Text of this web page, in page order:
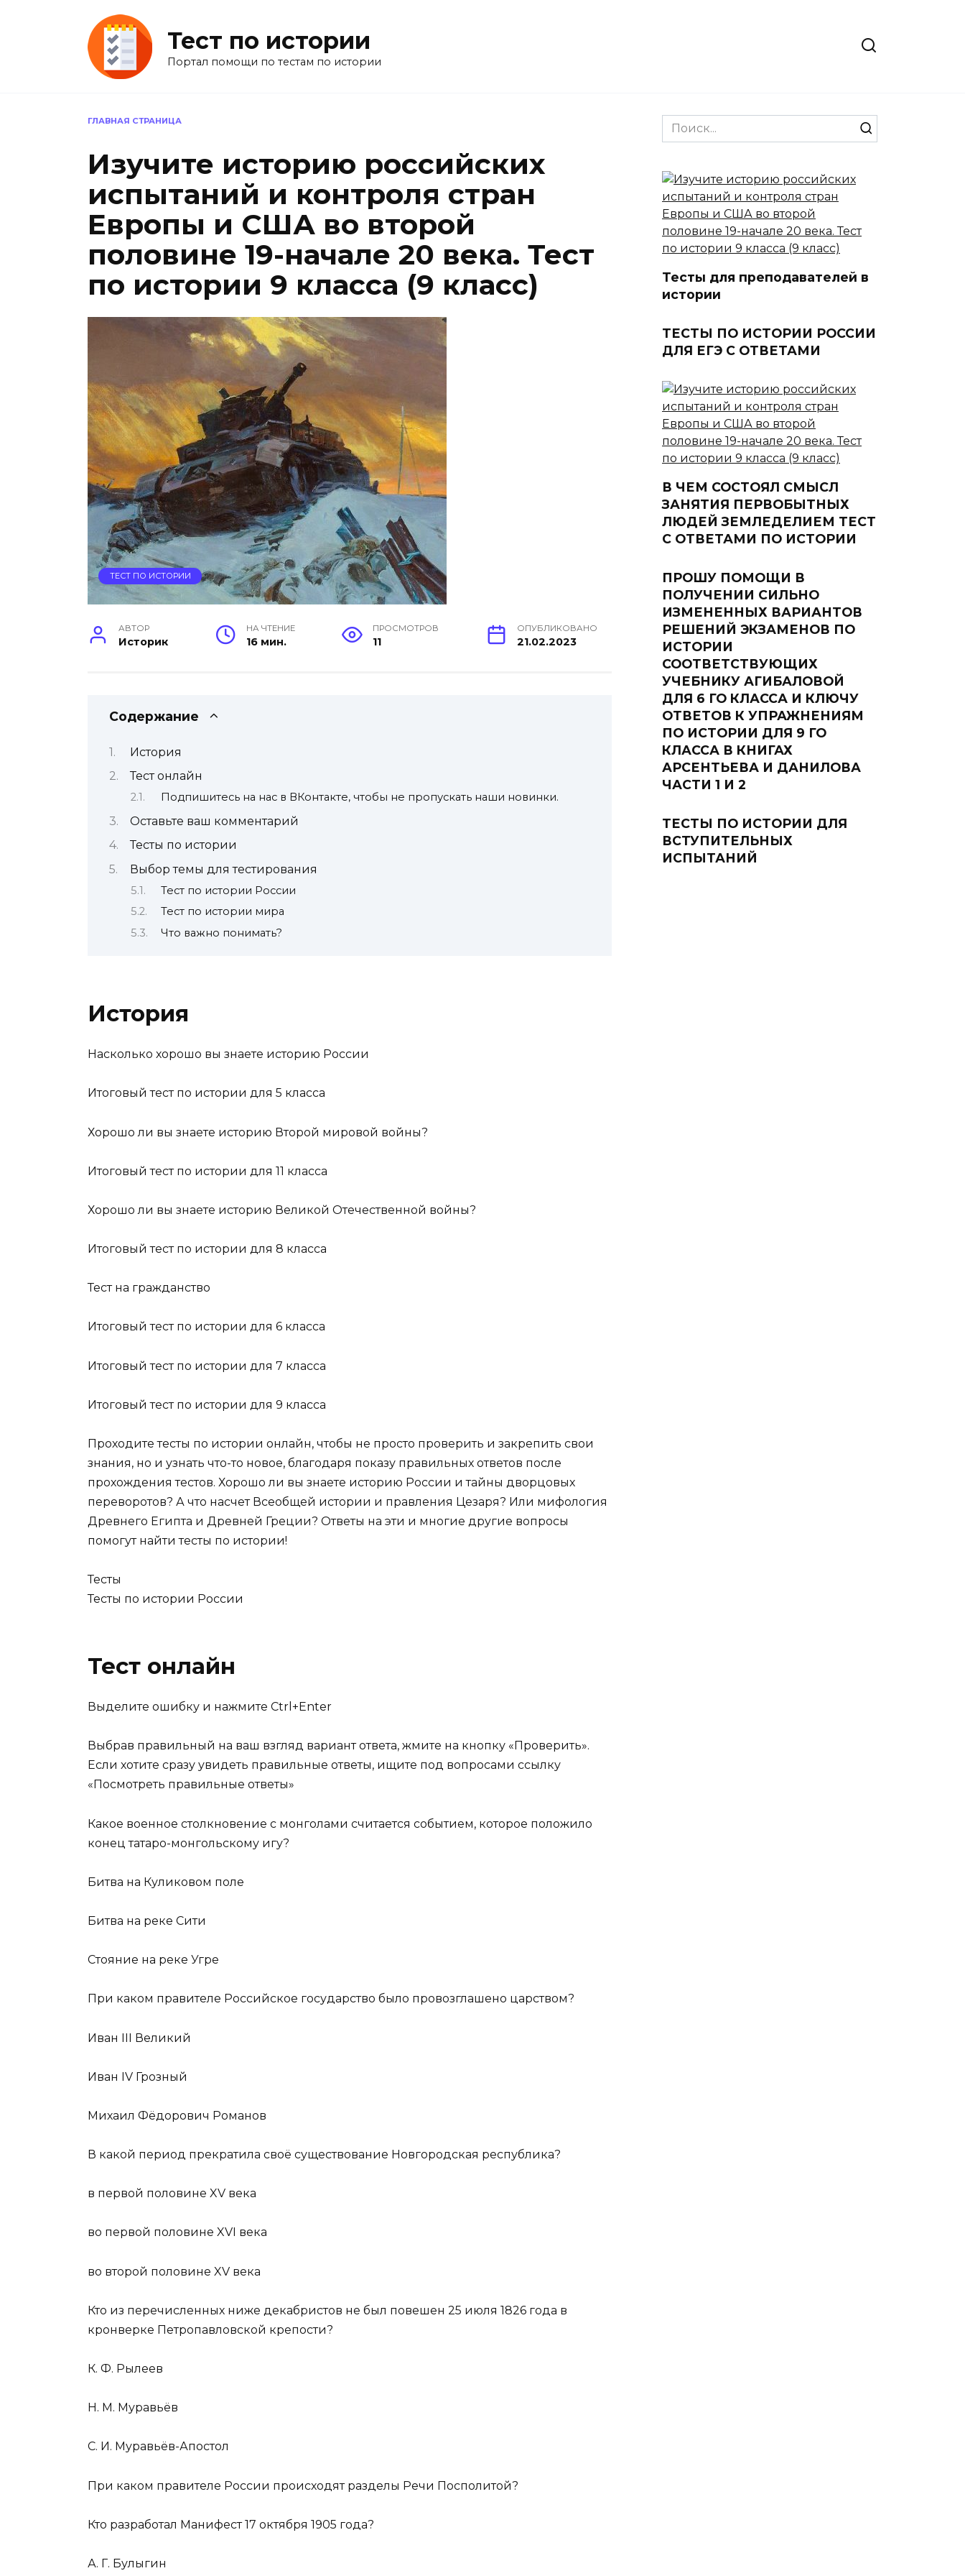
Тест по истории
Портал помощи по тестам по истории
ГЛАВНАЯ СТРАНИЦА
Изучите историю российских
испытаний и контроля стран
Европы и США во второй
половине 19-начале 20 века. Тест
по истории 9 класса (9 класс)
ТЕСТ ПО ИСТОРИИ
АВТОР
Историк
НА ЧТЕНИЕ
16 мин.
ПРОСМОТРОВ
11
ОПУБЛИКОВАНО
21.02.2023
Содержание
История
Тест онлайн
Подпишитесь на нас в ВКонтакте, чтобы не пропускать наши новинки.
Оставьте ваш комментарий
Тесты по истории
Выбор темы для тестирования
Тест по истории России
Тест по истории мира
Что важно понимать?
История
Насколько хорошо вы знаете историю России
Итоговый тест по истории для 5 класса
Хорошо ли вы знаете историю Второй мировой войны?
Итоговый тест по истории для 11 класса
Хорошо ли вы знаете историю Великой Отечественной войны?
Итоговый тест по истории для 8 класса
Тест на гражданство
Итоговый тест по истории для 6 класса
Итоговый тест по истории для 7 класса
Итоговый тест по истории для 9 класса
Проходите тесты по истории онлайн, чтобы не просто проверить и закрепить свои
знания, но и узнать что-то новое, благодаря показу правильных ответов после
прохождения тестов. Хорошо ли вы знаете историю России и тайны дворцовых
переворотов? А что насчет Всеобщей истории и правления Цезаря? Или мифология
Древнего Египта и Древней Греции? Ответы на эти и многие другие вопросы
помогут найти тесты по истории!
Тесты
Тесты по истории России
Тест онлайн
Выделите ошибку и нажмите Ctrl+Enter
Выбрав правильный на ваш взгляд вариант ответа, жмите на кнопку «Проверить».
Если хотите сразу увидеть правильные ответы, ищите под вопросами ссылку
«Посмотреть правильные ответы»
Какое военное столкновение с монголами считается событием, которое положило
конец татаро-монгольскому игу?
Битва на Куликовом поле
Битва на реке Сити
Стояние на реке Угре
При каком правителе Российское государство было провозглашено царством?
Иван III Великий
Иван IV Грозный
Михаил Фёдорович Романов
В какой период прекратила своё существование Новгородская республика?
в первой половине XV века
во первой половине XVI века
во второй половине XV века
Кто из перечисленных ниже декабристов не был повешен 25 июля 1826 года в
кронверке Петропавловской крепости?
К. Ф. Рылеев
Н. М. Муравьёв
С. И. Муравьёв-Апостол
При каком правителе России происходят разделы Речи Посполитой?
Кто разработал Манифест 17 октября 1905 года?
А. Г. Булыгин
Search
for:
Тесты для преподавателей в
истории
ТЕСТЫ ПО ИСТОРИИ РОССИИ
ДЛЯ ЕГЭ С ОТВЕТАМИ
В ЧЕМ СОСТОЯЛ СМЫСЛ
ЗАНЯТИЯ ПЕРВОБЫТНЫХ
ЛЮДЕЙ ЗЕМЛЕДЕЛИЕМ ТЕСТ
С ОТВЕТАМИ ПО ИСТОРИИ
ПРОШУ ПОМОЩИ В
ПОЛУЧЕНИИ СИЛЬНО
ИЗМЕНЕННЫХ ВАРИАНТОВ
РЕШЕНИЙ ЭКЗАМЕНОВ ПО
ИСТОРИИ
СООТВЕТСТВУЮЩИХ
УЧЕБНИКУ АГИБАЛОВОЙ
ДЛЯ 6 ГО КЛАССА И КЛЮЧУ
ОТВЕТОВ К УПРАЖНЕНИЯМ
ПО ИСТОРИИ ДЛЯ 9 ГО
КЛАССА В КНИГАХ
АРСЕНТЬЕВА И ДАНИЛОВА
ЧАСТИ 1 И 2
ТЕСТЫ ПО ИСТОРИИ ДЛЯ
ВСТУПИТЕЛЬНЫХ
ИСПЫТАНИЙ